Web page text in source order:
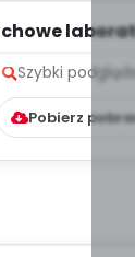
Szybki podgląd
Pobierz